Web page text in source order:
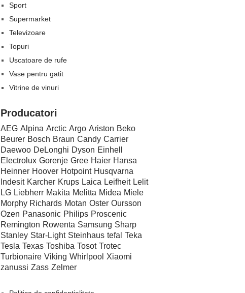
Sport
Supermarket
Televizoare
Topuri
Uscatoare de rufe
Vase pentru gatit
Vitrine de vinuri
Producatori
AEG Alpina Arctic Argo Ariston Beko
Beurer Bosch Braun Candy Carrier
Daewoo DeLonghi Dyson Einhell
Electrolux Gorenje Gree Haier Hansa
Heinner Hoover Hotpoint Husqvarna
Indesit Karcher Krups Laica Leifheit Lelit
LG Liebherr Makita Melitta Midea Miele
Morphy Richards Motan Oster Oursson
Ozen Panasonic Philips Proscenic
Remington Rowenta Samsung Sharp
Stanley Star-Light Steinhaus tefal Teka
Tesla Texas Toshiba Tosot Trotec
Turbionaire Viking Whirlpool Xiaomi
zanussi Zass Zelmer